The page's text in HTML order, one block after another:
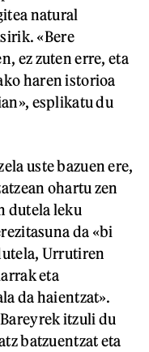
natural
«Bere
ez zuten erre, eta
haren istorioa
esplikatu du
uste bazuen ere,
ohartu zen
dutela leku
da «bi
Urrutiren
eta
da haientzat».
itzuli du
batzuentzat eta